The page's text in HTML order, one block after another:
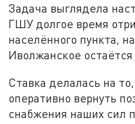
Задача выглядела
ГШУ долгое время
населённого пункта,
Иволжанское остаётся
Ставка делалась на
оперативно вернуть
снабжения наших сил